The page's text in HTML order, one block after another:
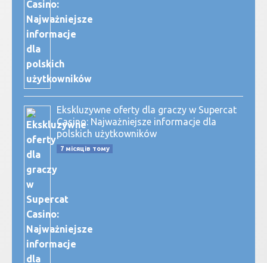
Ekskluzywne oferty dla graczy w Supercat
Casino: Najważniejsze informacje dla
polskich użytkowników
7 місяців тому